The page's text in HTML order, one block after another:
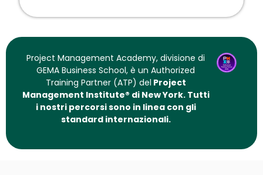
Project Management Academy, divisione di
GEMA Business School, è un Authorized
Training Partner (ATP) del Project
Management Institute® di New York. Tutti
i nostri percorsi sono in linea con gli
standard internazionali.